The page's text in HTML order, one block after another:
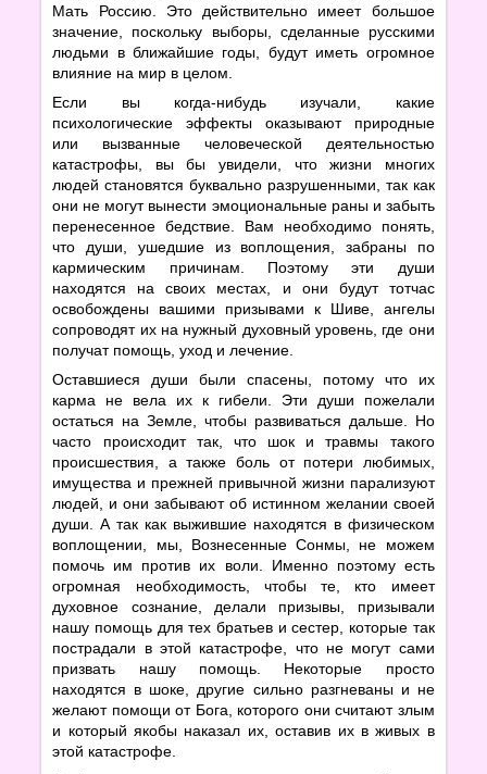
Мать Россию. Это действительно имеет большое
значение, поскольку выборы, сделанные русскими
людьми в ближайшие годы, будут иметь огромное
влияние на мир в целом.
Если вы когда-нибудь изучали, какие
психологические эффекты оказывают природные
или вызванные человеческой деятельностью
катастрофы, вы бы увидели, что жизни многих
людей становятся буквально разрушенными, так как
они не могут вынести эмоциональные раны и забыть
перенесенное бедствие. Вам необходимо понять,
что души, ушедшие из воплощения, забраны по
кармическим причинам. Поэтому эти души
находятся на своих местах, и они будут тотчас
освобождены вашими призывами к Шиве, ангелы
сопроводят их на нужный духовный уровень, где они
получат помощь, уход и лечение.
Оставшиеся души были спасены, потому что их
карма не вела их к гибели. Эти души пожелали
остаться на Земле, чтобы развиваться дальше. Но
часто происходит так, что шок и травмы такого
происшествия, а также боль от потери любимых,
имущества и прежней привычной жизни парализуют
людей, и они забывают об истинном желании своей
души. А так как выжившие находятся в физическом
воплощении, мы, Вознесенные Сонмы, не можем
помочь им против их воли. Именно поэтому есть
огромная необходимость, чтобы те, кто имеет
духовное сознание, делали призывы, призывали
нашу помощь для тех братьев и сестер, которые так
пострадали в этой катастрофе, что не могут сами
призвать нашу помощь. Некоторые просто
находятся в шоке, другие сильно разгневаны и не
желают помощи от Бога, которого они считают злым
и который якобы наказал их, оставив их в живых в
этой катастрофе.